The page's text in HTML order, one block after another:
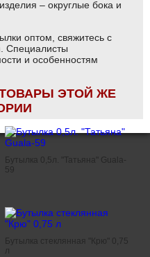
– округлые бока и
оптом, свяжитесь с
Специалисты
и особенностям
ЭТОЙ ЖЕ
Бутылка 0,5л. "Татьяна" Guala-
59
Бутылка стеклянная "Крю" 0,75
л